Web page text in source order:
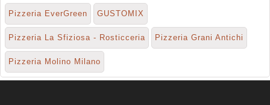
Pizzeria EverGreen GUSTOMIX
Pizzeria La Sfiziosa - Rosticceria Pizzeria Grani Antichi
Pizzeria Molino Milano